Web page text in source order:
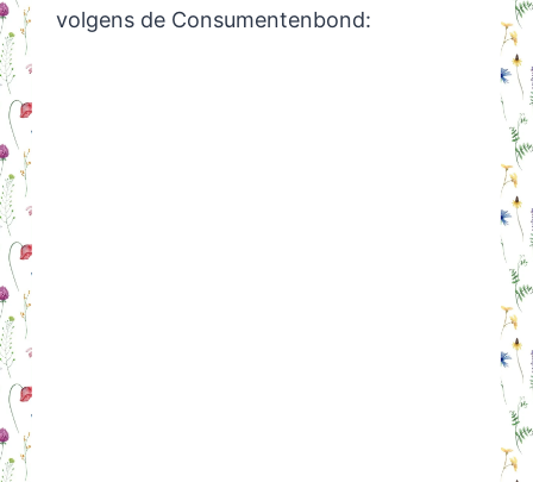
volgens de Consumentenbond: